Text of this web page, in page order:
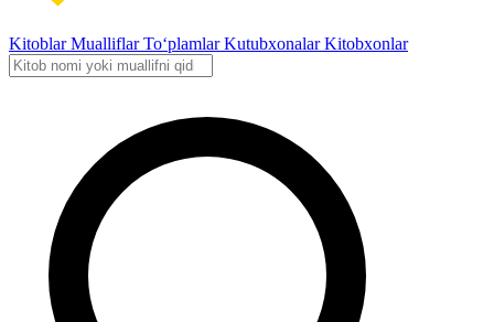
KitoblarMualliflarTo‘plamlarKutubxonalarKitobxonlar